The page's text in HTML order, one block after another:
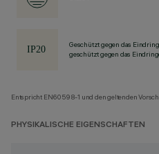
Geschützt gegen das
geschützt gegen das
Entspricht EN60598-1 und den geltenden
PHYSIKALISCHE EIGENSCHAFTEN